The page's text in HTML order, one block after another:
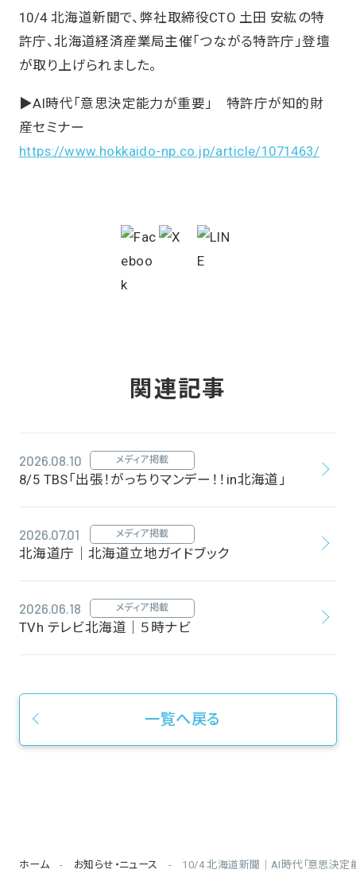
10/4 北海道新聞で、弊社取締役CTO 土田 安紘の特
許庁、北海道経済産業局主催「つながる特許庁」登壇
が取り上げられました。
▶AI時代「意思決定能力が重要」 特許庁が知的財
産セミナー
https://www.hokkaido-np.co.jp/article/1071463/
関連記事
2026.08.10 メディア掲載
8/5 TBS「出張！がっちりマンデー！！in北海道」
2026.07.01 メディア掲載
北海道庁｜北海道立地ガイドブック
2026.06.18 メディア掲載
TVh テレビ北海道｜５時ナビ
一覧へ戻る
ホーム お知らせ・ニュース 10/4 北海道新聞｜AI時代「意思決定